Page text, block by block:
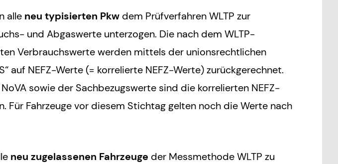
alle neu typisierten Pkw dem Prüfverfahren WLTP zur
und Abgaswerte unterzogen. Die nach dem WLTP-
Verbrauchswerte werden mittels der unionsrechtlichen
auf NEFZ-Werte (= korrelierte NEFZ-Werte) zurückgerechnet.
sowie der Sachbezugswerte sind die korrelierten NEFZ-
Für Fahrzeuge vor diesem Stichtag gelten noch die Werte nach
neu zugelassenen Fahrzeuge der Messmethode WLTP zu